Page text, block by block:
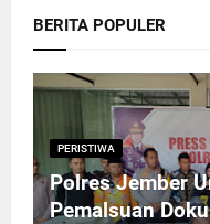
BERITA POPULER
PERISTIWA
Polres Jember
Pemalsuan